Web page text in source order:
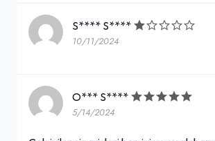
S**** S****
10/11/2024
O*** S****
5/14/2024